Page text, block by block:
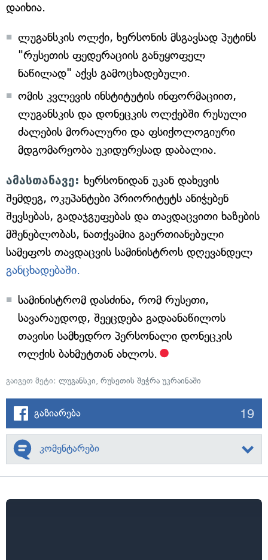
დაიხია.
ლუგანსკის ოლქი, ხერსონის მსგავსად პუტინს
"რუსეთის ფედერაციის განუყოფელ
ნაწილად" აქვს გამოცხადებული.
ომის კვლევის ინსტიტუტის ინფორმაციით,
ლუგანსკის და დონეცკის ოლქებში რუსული
ძალების მორალური და ფსიქოლოგიური
მდგომარეობა უკიდურესად დაბალია.
ამასთანავე: ხერსონიდან უკან დახევის
შემდეგ, ოკუპანტები პრიორიტეტს ანიჭებენ
შევსებას, გადაჯგუფებას და თავდაცვითი ხაზების
მშენებლობას, ნათქვამია გაერთიანებული
სამეფოს თავდაცვის სამინისტროს დღევანდელ
განცხადებაში.
სამინისტრომ დასძინა, რომ რუსეთი,
სავარაუდოდ, შეეცდება გადაანაწილოს
თავისი სამხედრო პერსონალი დონეცკის
ოლქის ბახმუტთან ახლოს.
გაიგეთ მეტი: ლუგანსკი, რუსეთის შეჭრა უკრაინაში
გაზიარება 19
კომენტარები